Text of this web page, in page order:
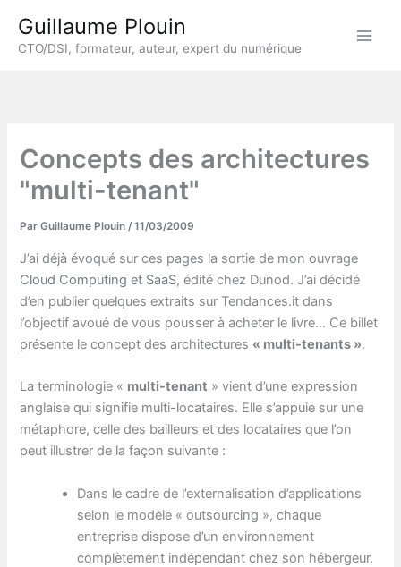
contenu
Guillaume Plouin
CTO/DSI, formateur, auteur, expert du numérique
Concepts des architectures
"multi-tenant"
ParGuillaume Plouin/11/03/2009
J’ai déjà évoqué sur ces pages la sortie de mon ouvrage
Cloud Computing et SaaS, édité chez Dunod. J’ai décidé
d’en publier quelques extraits sur Tendances.it dans
l’objectif avoué de vous pousser à acheter le livre… Ce billet
présente le concept des architectures « multi-tenants ».
La terminologie « multi-tenant » vient d’une expression
anglaise qui signifie multi-locataires. Elle s’appuie sur une
métaphore, celle des bailleurs et des locataires que l’on
peut illustrer de la façon suivante :
Dans le cadre de l’externalisation d’applications
selon le modèle « outsourcing », chaque
entreprise dispose d’un environnement
complètement indépendant chez son hébergeur.